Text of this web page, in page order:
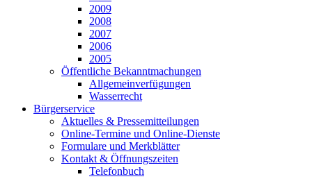
2009
2008
2007
2006
2005
Öffentliche Bekanntmachungen
Allgemeinverfügungen
Wasserrecht
Bürgerservice
Aktuelles & Pressemitteilungen
Online-Termine und Online-Dienste
Formulare und Merkblätter
Kontakt & Öffnungszeiten
Telefonbuch